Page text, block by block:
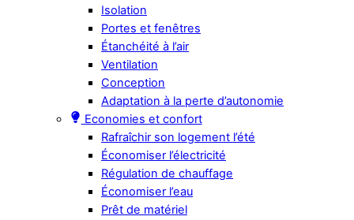
Isolation
Portes et fenêtres
Étanchéité à l’air
Ventilation
Conception
Adaptation à la perte d’autonomie
Economies et confort
Rafraîchir son logement l’été
Économiser l’électricité
Régulation de chauffage
Économiser l’eau
Prêt de matériel